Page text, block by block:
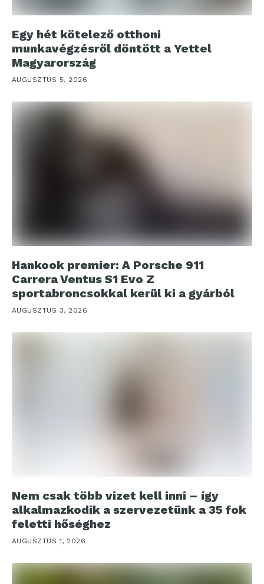
Egy hét kötelező otthoni
munkavégzésről döntött a Yettel
Magyarország
AUGUSZTUS 5, 2026
Hankook premier: A Porsche 911
Carrera Ventus S1 Evo Z
sportabroncsokkal kerül ki a gyárból
AUGUSZTUS 3, 2026
Nem csak több vizet kell inni – így
alkalmazkodik a szervezetünk a 35 fok
feletti hőséghez
AUGUSZTUS 1, 2026